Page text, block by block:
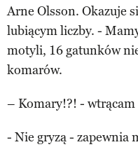
Arne Olsson. Okazuje
lubiącym liczby. -
motyli, 16 gatunków
komarów.
– Komary!?! - wtrącam
- Nie gryzą - zapewnia